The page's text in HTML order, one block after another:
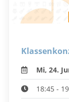
Mi, 24.
18:45 -